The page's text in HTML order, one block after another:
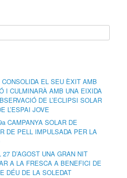
CONSOLIDA EL SEU ÈXIT AMB
I CULMINARÀ AMB UNA EIXIDA
DE L’ECLIPSI SOLAR
L’ESPAI JOVE
CAMPANYA SOLAR DE
DE PELL IMPULSADA PER LA
D’AGOST UNA GRAN NIT
A LA FRESCA A BENEFICI DE
DÉU DE LA SOLEDAT